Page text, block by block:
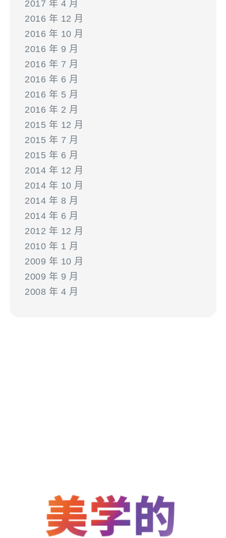
2017 年 4 月
2016 年 12 月
2016 年 10 月
2016 年 9 月
2016 年 7 月
2016 年 6 月
2016 年 5 月
2016 年 2 月
2015 年 12 月
2015 年 7 月
2015 年 6 月
2014 年 12 月
2014 年 10 月
2014 年 8 月
2014 年 6 月
2012 年 12 月
2010 年 1 月
2009 年 10 月
2009 年 9 月
2008 年 4 月